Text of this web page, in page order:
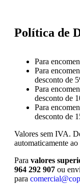
Política de
Para
Para
desconto de
Para
desconto de
Para
desconto de
Valores sem IVA.
automaticamente
Para valores
964 292 907 ou
para